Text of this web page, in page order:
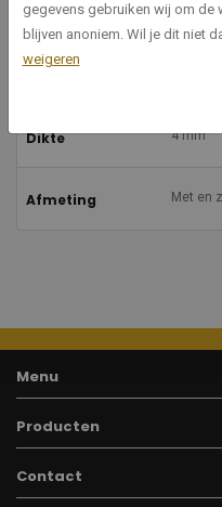
Hoogte 40
Dikte 4 mm
Afmeting Met en
Menu
Producten
Contact
gegevens gebruiken wij om de
blijven anoniem. Wil je dit niet
weigeren